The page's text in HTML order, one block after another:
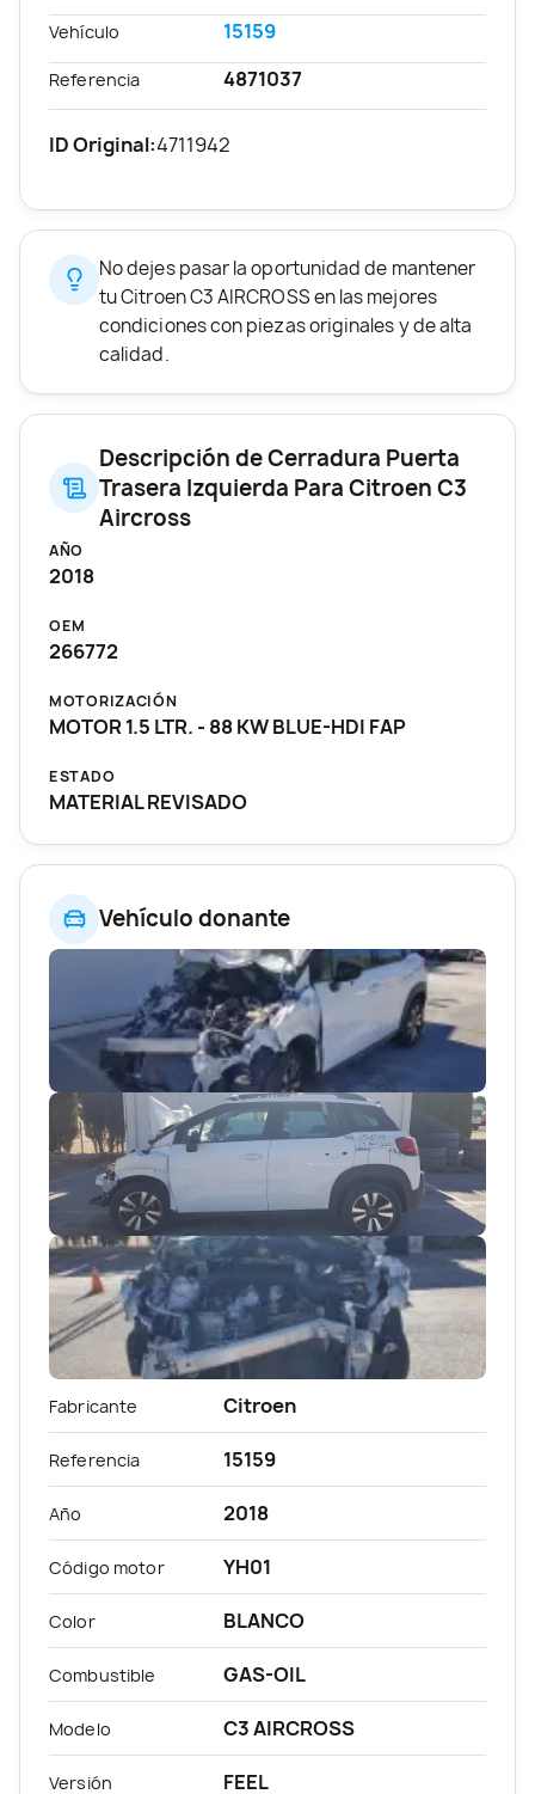
Vehículo donante
Fabricante Citroen
Referencia 15159
Año 2018
Código motor YH01
Color BLANCO
Combustible GAS-OIL
Modelo C3 AIRCROSS
Versión FEEL
Vehículo 15159
Referencia 4871037
ID Original:4711942
No dejes pasar la oportunidad de mantener
tu Citroen C3 AIRCROSS en las mejores
condiciones con piezas originales y de alta
calidad.
Descripción de Cerradura Puerta
Trasera Izquierda Para Citroen C3
Aircross
AÑO
2018
OEM
266772
MOTORIZACIÓN
MOTOR 1.5 LTR. - 88 KW BLUE-HDI FAP
ESTADO
MATERIAL REVISADO